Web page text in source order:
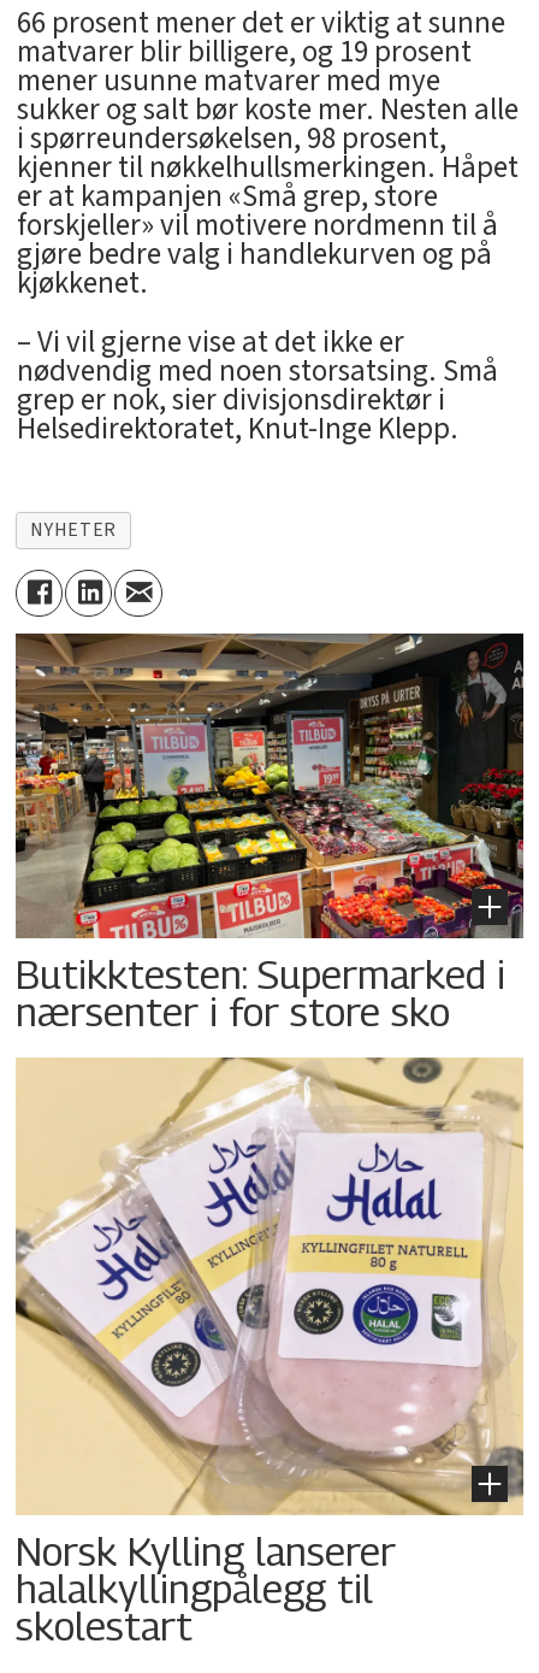
66 prosent mener det er viktig at sunne
matvarer blir billigere, og 19 prosent
mener usunne matvarer med mye
sukker og salt bør koste mer. Nesten alle
i spørreundersøkelsen, 98 prosent,
kjenner til nøkkelhullsmerkingen. Håpet
er at kampanjen «Små grep, store
forskjeller» vil motivere nordmenn til å
gjøre bedre valg i handlekurven og på
kjøkkenet.
– Vi vil gjerne vise at det ikke er
nødvendig med noen storsatsing. Små
grep er nok, sier divisjonsdirektør i
Helsedirektoratet, Knut-Inge Klepp.
NYHETER
Butikktesten: Supermarked i
nærsenter i for store sko
Norsk Kylling lanserer
halalkylling­pålegg til
skolestart